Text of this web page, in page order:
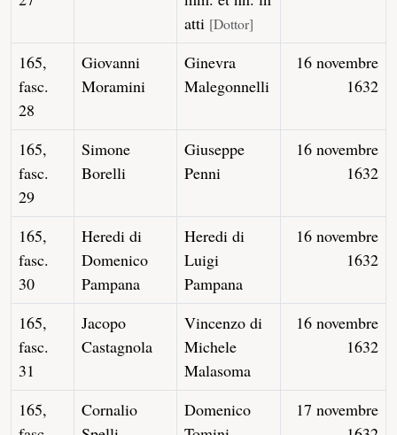
atti [Dottor]
165,
fasc.
28
Giovanni
Moramini
Ginevra
Malegonnelli
16 novembre
1632
165,
fasc.
29
Simone
Borelli
Giuseppe
Penni
16 novembre
1632
165,
fasc.
30
Heredi di
Domenico
Pampana
Heredi di
Luigi
Pampana
16 novembre
1632
165,
fasc.
31
Jacopo
Castagnola
Vincenzo di
Michele
Malasoma
16 novembre
1632
165,
Cornalio
Domenico
17 novembre